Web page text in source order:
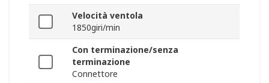
Velocità ventola
1850giri/min
Con terminazione/senza
terminazione
Connettore